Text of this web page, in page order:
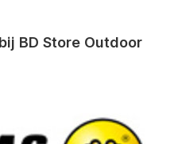
BD Store Outdoor